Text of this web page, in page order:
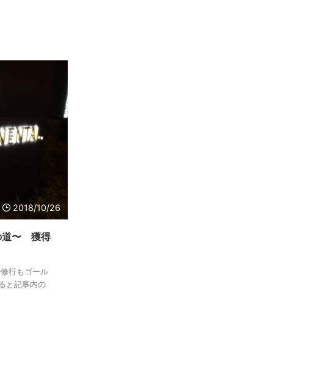
2018/10/26
道〜 獲得
行もゴール
と記事内の